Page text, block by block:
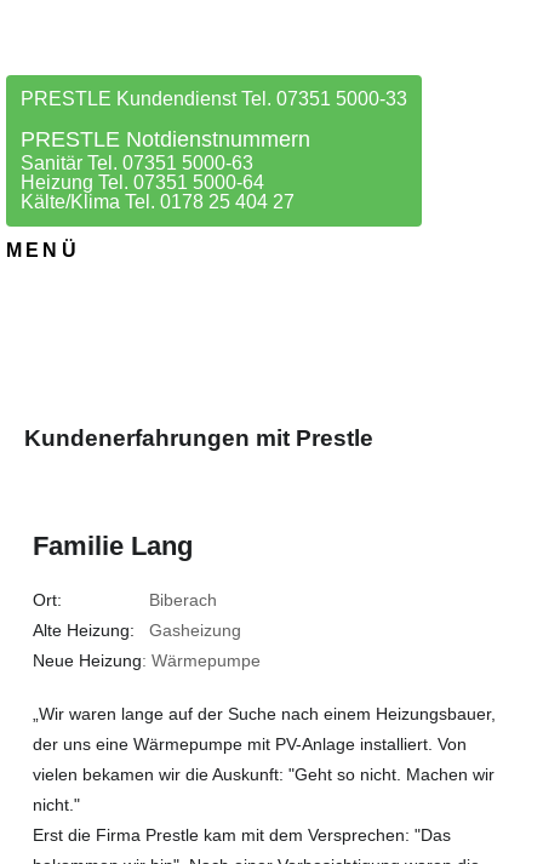
PRESTLE Kundendienst Tel. 07351 5000-33
PRESTLE Notdienstnummern
Sanitär Tel. 07351 5000-63
Heizung Tel. 07351 5000-64
Kälte/Klima Tel. 0178 25 404 27
MENÜ
Kundenerfahrungen mit Prestle
Familie Lang
Ort: Biberach
Alte Heizung: Gasheizung
Neue Heizung: Wärmepumpe
„Wir waren lange auf der Suche nach einem Heizungsbauer,
der uns eine Wärmepumpe mit PV-Anlage installiert. Von
vielen bekamen wir die Auskunft: "Geht so nicht. Machen wir
nicht."
Erst die Firma Prestle kam mit dem Versprechen: "Das